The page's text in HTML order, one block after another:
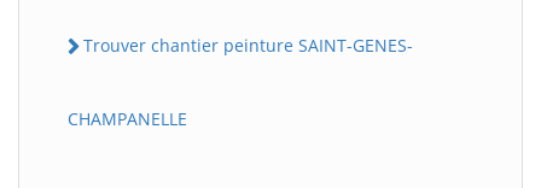
Trouver chantier peinture SAINT-GENES-
CHAMPANELLE